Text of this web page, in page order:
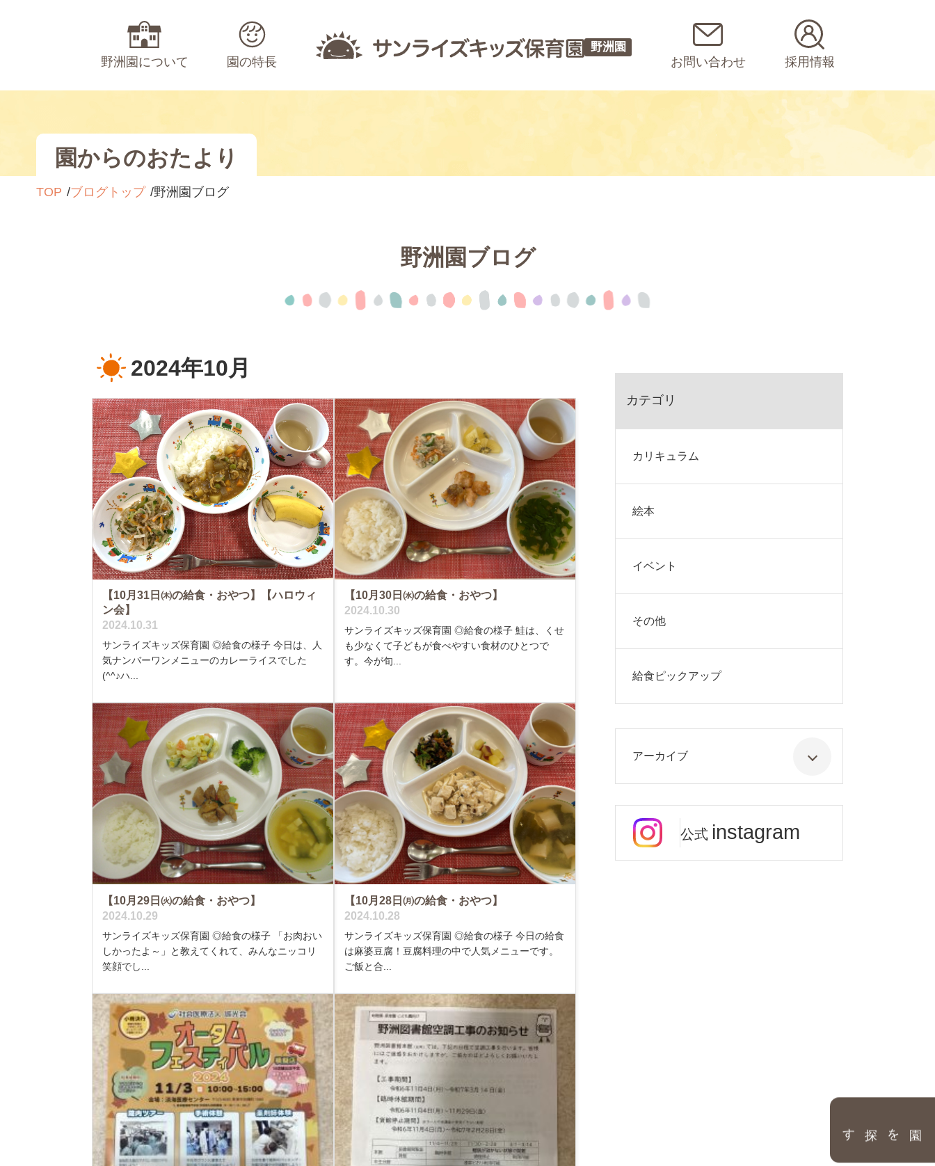
野洲園について 園の特長
野洲園
お問い合わせ 採用情報
園を探す
園からのおたより
TOP ブログトップ 野洲園ブログ
野洲園ブログ
2024年10月
【10月31日㈭の給食・おやつ】【ハロウィ
ン会】
2024.10.31
サンライズキッズ保育園 ◎給食の様子 今日は、人
気ナンバーワンメニューのカレーライスでした
(^^♪ハ...
【10月30日㈬の給食・おやつ】
2024.10.30
サンライズキッズ保育園 ◎給食の様子 鮭は、くせ
も少なくて子どもが食べやすい食材のひとつで
す。今が旬...
【10月29日㈫の給食・おやつ】
2024.10.29
サンライズキッズ保育園 ◎給食の様子 「お肉おい
しかったよ～」と教えてくれて、みんなニッコリ
笑顔でし...
【10月28日㈪の給食・おやつ】
2024.10.28
サンライズキッズ保育園 ◎給食の様子 今日の給食
は麻婆豆腐！豆腐料理の中で人気メニューです。
ご飯と合...
カテゴリ
カリキュラム
絵本
イベント
その他
給食ピックアップ
アーカイブ
公式 instagram